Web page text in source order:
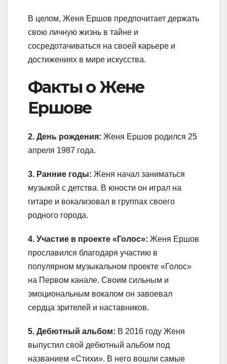
В целом, Женя Ершов предпочитает держать
свою личную жизнь в тайне и
сосредотачиваться на своей карьере и
достижениях в мире искусства.
Факты о Жене
Ершове
2. День рождения: Женя Ершов родился 25
апреля 1987 года.
3. Ранние годы: Женя начал заниматься
музыкой с детства. В юности он играл на
гитаре и вокализовал в группах своего
родного города.
4. Участие в проекте «Голос»: Женя Ершов
прославился благодаря участию в
популярном музыкальном проекте «Голос»
на Первом канале. Своим сильным и
эмоциональным вокалом он завоевал
сердца зрителей и наставников.
5. Дебютный альбом: В 2016 году Женя
выпустил свой дебютный альбом под
названием «Стихи». В него вошли самые